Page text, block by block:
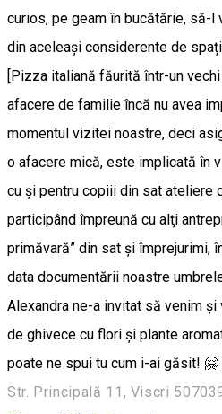
curios, pe geam în bucătărie, să-l
din aceleași considerente de
[Pizza italiană făurită într-un
afacere de familie încă nu avea
momentul vizitei noastre, deci
o afacere mică, este implicată în
cu și pentru copiii din sat ateliere
participând împreună cu alţi
primăvară” din sat şi împrejurimi,
data documentării noastre
Alexandra ne-a invitat să venim şi
de ghivece cu flori şi plante
poate ne spui tu cum i-ai găsit! 🤗
Str. Principală 11, Viscri